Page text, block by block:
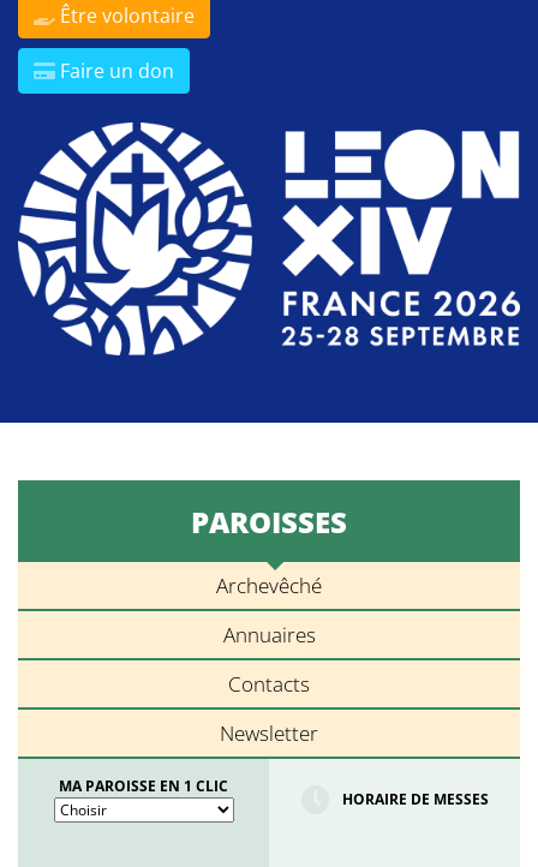
Être volontaire
Faire un don
PAROISSES
Archevêché
Annuaires
Contacts
Newsletter
MA PAROISSE EN 1 CLIC
HORAIRE DE MESSES